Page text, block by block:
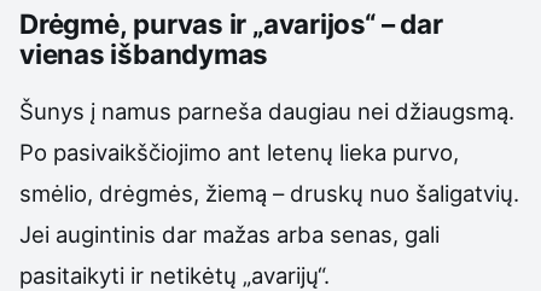
Drėgmė, purvas ir „avarijos“ – dar
vienas išbandymas
Šunys į namus parneša daugiau nei džiaugsmą.
Po pasivaikščiojimo ant letenų lieka purvo,
smėlio, drėgmės, žiemą – druskų nuo šaligatvių.
Jei augintinis dar mažas arba senas, gali
pasitaikyti ir netikėtų „avarijų“.